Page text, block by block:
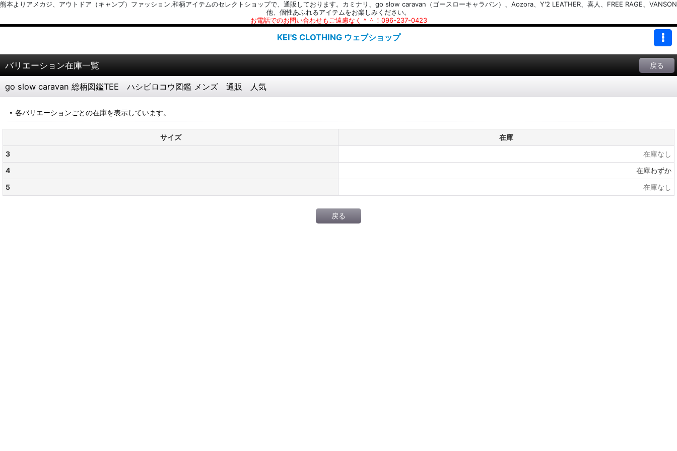
熊本よりアメカジ、アウトドア（キャンプ）ファッション,和柄アイテムのセレクトショップで、通販しております。カミナリ、go slow caravan（ゴースローキャラバン）、Aozora、Y'2 LEATHER、喜人、FREE RAGE、VANSON
他、個性あふれるアイテムをお楽しみください。
お電話でのお問い合わせもご遠慮なく＾＾！096-237-0423
KEI'S CLOTHING ウェブショップ
バリエーション在庫一覧 戻る
go slow caravan 総柄図鑑TEE ハシビロコウ図鑑 メンズ 通販 人気
各バリエーションごとの在庫を表示しています。
サイズ
在庫
3
在庫なし
4
在庫わずか
5
在庫なし
戻る